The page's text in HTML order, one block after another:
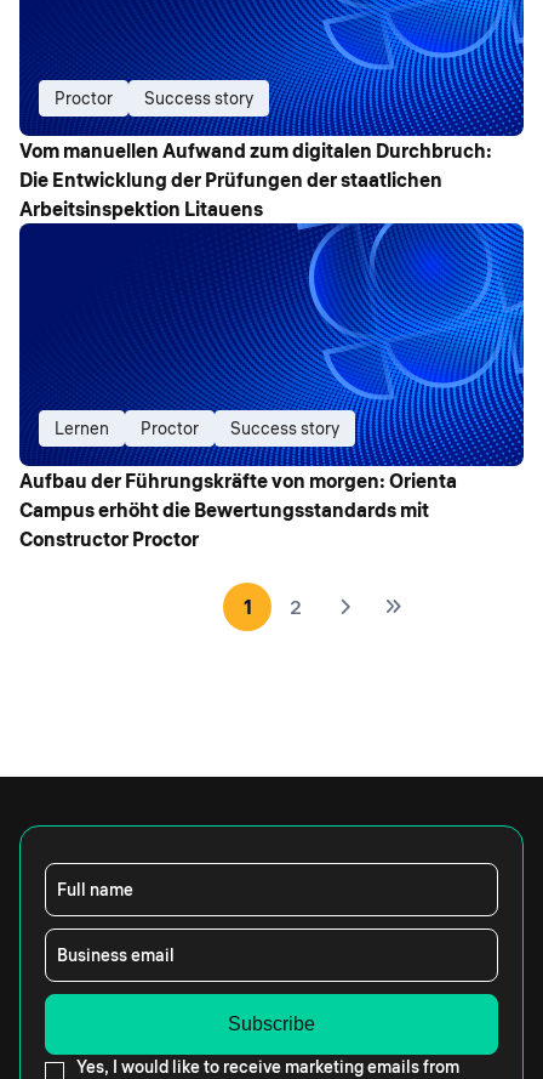
Proctor Success story
Vom manuellen Aufwand zum digitalen Durchbruch:
Die Entwicklung der Prüfungen der staatlichen
Arbeitsinspektion Litauens
Lernen Proctor Success story
Aufbau der Führungskräfte von morgen: Orienta
Campus erhöht die Bewertungsstandards mit
Constructor Proctor
1 2
Full name
Business email
Yes, I would like to receive marketing emails from